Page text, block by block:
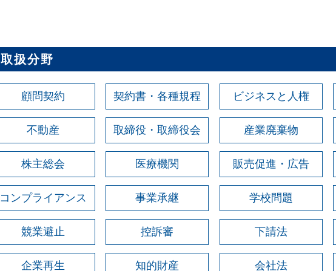
取扱分野
顧問契約 契約書・各種規程 ビジネスと人権
不動産 取締役・取締役会 産業廃棄物
株主総会 医療機関 販売促進・広告
コンプライアンス 事業承継 学校問題
競業避止 控訴審 下請法
企業再生 知的財産 会社法